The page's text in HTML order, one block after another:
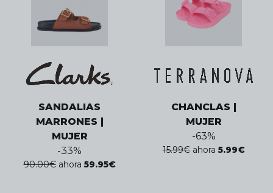
SANDALIAS
MARRONES |
MUJER
-33%
90.00€ ahora 59.95€
CHANCLAS |
MUJER
-63%
15.99€ ahora 5.99€